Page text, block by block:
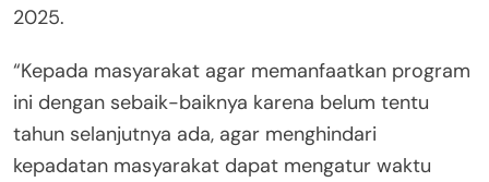
2025.
“Kepada masyarakat agar memanfaatkan program
ini dengan sebaik-baiknya karena belum tentu
tahun selanjutnya ada, agar menghindari
kepadatan masyarakat dapat mengatur waktu